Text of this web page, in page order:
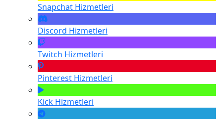
Snapchat Hizmetleri
Discord Hizmetleri
Twitch Hizmetleri
Pinterest Hizmetleri
Kick Hizmetleri